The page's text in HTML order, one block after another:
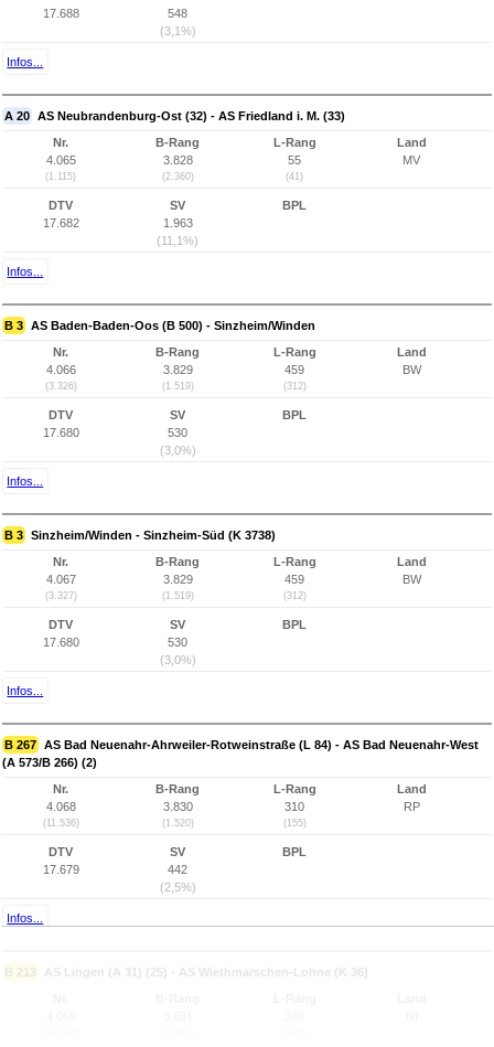
17.688
548
(3,1%)
Infos...
A 20 AS Neubrandenburg-Ost (32) - AS Friedland i. M. (33)
Nr.
4.065
(1.115)
B-Rang
3.828
(2.360)
L-Rang
55
(41)
Land
MV
DTV
17.682
SV
1.963
(11,1%)
BPL
Infos...
B 3 AS Baden-Baden-Oos (B 500) - Sinzheim/Winden
Nr.
4.066
(3.326)
B-Rang
3.829
(1.519)
L-Rang
459
(312)
Land
BW
DTV
17.680
SV
530
(3,0%)
BPL
Infos...
B 3 Sinzheim/Winden - Sinzheim-Süd (K 3738)
Nr.
4.067
(3.327)
B-Rang
3.829
(1.519)
L-Rang
459
(312)
Land
BW
DTV
17.680
SV
530
(3,0%)
BPL
Infos...
B 267 AS Bad Neuenahr-Ahrweiler-Rotweinstraße (L 84) - AS Bad Neuenahr-West
(A 573/B 266) (2)
Nr.
4.068
(11.536)
B-Rang
3.830
(1.520)
L-Rang
310
(155)
Land
RP
DTV
17.679
SV
442
(2,5%)
BPL
Infos...
B 213 AS Lingen (A 31) (25) - AS Wiethmarschen-Lohne (K 36)